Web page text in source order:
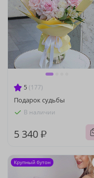
5 (177)
Подарок судьбы
В наличии
5 340 ₽
Крупный бутон